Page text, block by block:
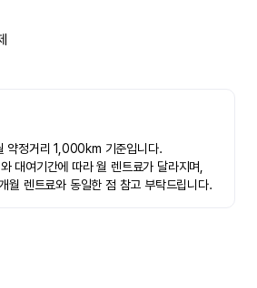
약정거리 1,000km 기준입니다.
대여기간에 따라 월 렌트료가 달라지며,
월 렌트료와 동일한 점 참고 부탁드립니다.